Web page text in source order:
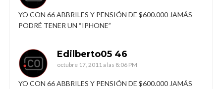
YO CON 66 ABBRILES Y PENSIÓN DE $600.000 JAMÁS
PODRÉ TENER UN “IPHONE”
Edilberto05 46
octubre 17, 2011 a las 8:06 PM
YO CON 66 ABBRILES Y PENSIÓN DE $600.000 JAMÁS